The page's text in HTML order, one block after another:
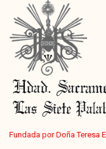
Fundada por Doña Teresa